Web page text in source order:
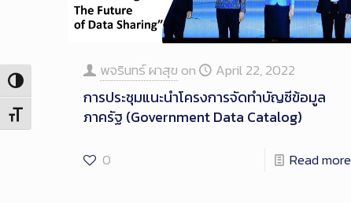
Toggle High Contrast
Toggle Font size
พจรินทร์ ผาสุข on April 22, 2022
การประชุมแนะนำโครงการจัดทำบัญชีข้อมูล
ภาครัฐ (Government Data Catalog)
0 Read more